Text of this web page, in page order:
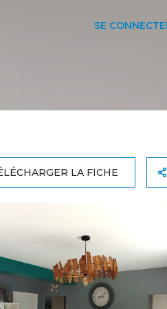
SE
LA FICHE